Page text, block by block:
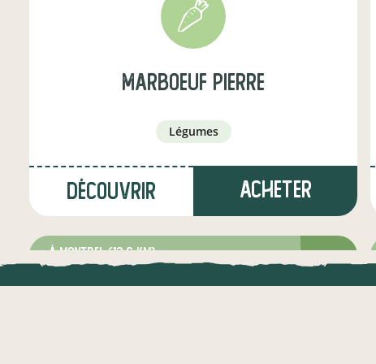
Marboeuf Pierre
légumes
Découvrir Acheter
à Montbel(12,6 km)